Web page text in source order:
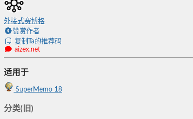
外接式赛博格
赞赏作者
复制Ta的推荐码
aizex.net
适用于
SuperMemo 18
分类(旧)